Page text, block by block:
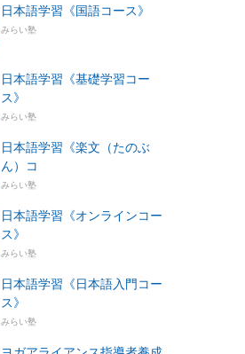
日本語学習《国語コース》
みらい塾
日本語学習《基礎学習コー
ス》
みらい塾
日本語学習《楽文（たのぶ
ん）コ
みらい塾
日本語学習《オンラインコー
ス》
みらい塾
日本語学習《日本語入門コー
ス》
みらい塾